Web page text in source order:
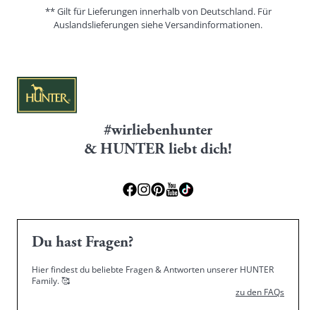
** Gilt für Lieferungen innerhalb von Deutschland. Für
Auslandslieferungen sieheVersandinformationen.
#wirliebenhunter
& HUNTER liebt dich!
Du hast Fragen?
Hier findest du beliebte Fragen & Antworten unserer HUNTER
Family.🥰
zu den FAQs